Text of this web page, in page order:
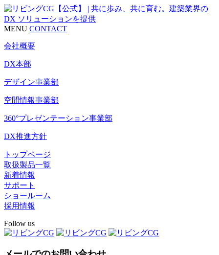
MENU CONTACT
会社概要
DX本部
デザイン事業部
空間情報事業部
360°プレゼンテーション事業部
DX推進方針
トップページ
取扱製品一覧
新着情報
サポート
ショールーム
採用情報
Follow us